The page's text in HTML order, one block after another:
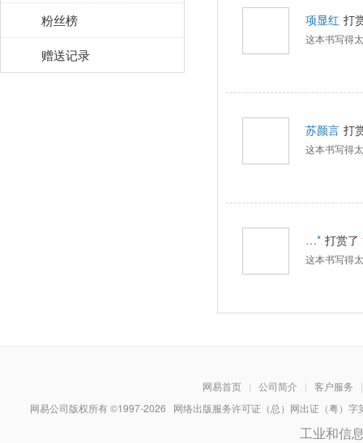
粉丝榜
赠送记录
项显红 打
这本书写得
苏颜言 打
这本书写得
…* 打赏了
这本书写得
网易首页 | 公司简介 | 客户服务
|
网易公司版权所有 ©1997-2026 网络出版服务许可证（总）网出证（粤）
工业和信